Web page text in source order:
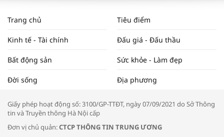
NAM NĂM 2024 VÀ NĂM 2025 | NHỊP
ĐẬP THỊ TRƯỜNG #62
Tọa đàm “Xúc tiến thương mại: Khơi
Trang chủ Tiêu điểm
Kinh tế - Tài chính Đấu giá - Đấu thầu
Bất động sản Sức khỏe - Làm đẹp
Đời sống Địa phương
Giấy phép hoạt động số: 3100/GP-TTĐT, ngày 07/09/2021 do Sở Thông
tin và Truyền thông Hà Nội cấp
Đơn vị chủ quản:CTCP THÔNG TIN TRUNG ƯƠNG